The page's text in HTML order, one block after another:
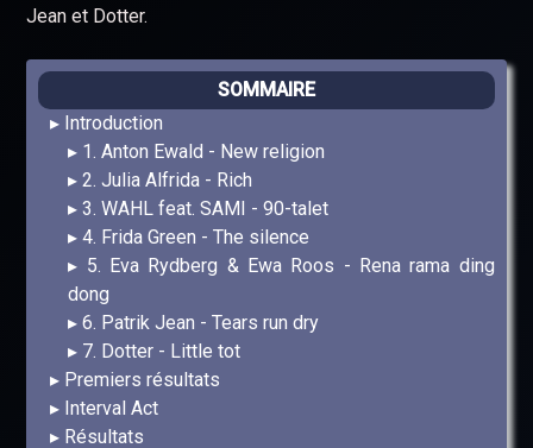
Jean et Dotter.
SOMMAIRE
Introduction
1. Anton Ewald - New religion
2. Julia Alfrida - Rich
3. WAHL feat. SAMI - 90-talet
4. Frida Green - The silence
5. Eva Rydberg & Ewa Roos - Rena rama ding
dong
6. Patrik Jean - Tears run dry
7. Dotter - Little tot
Premiers résultats
Interval Act
Résultats